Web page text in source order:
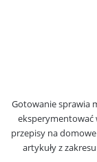
Gotowanie sprawia
eksperymentować
przepisy na
artykuły z